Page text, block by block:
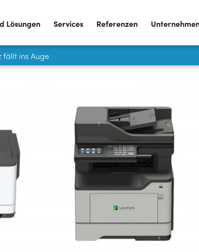
Lösungen Services Referenzen
fällt ins Auge